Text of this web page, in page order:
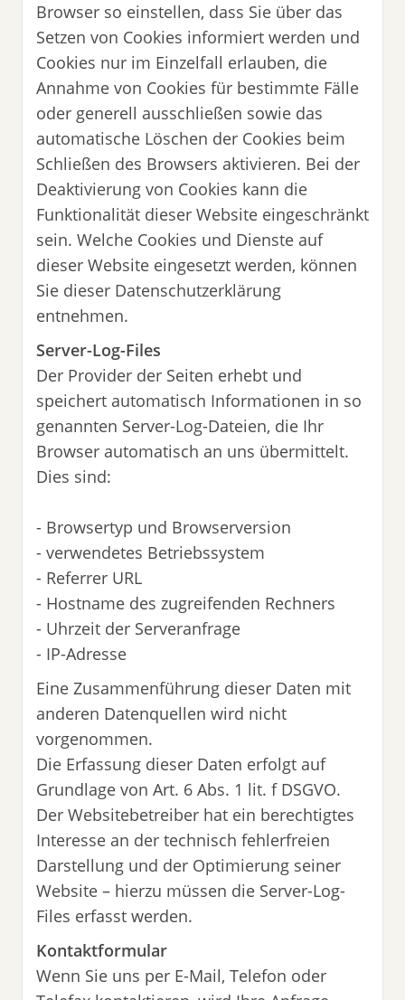
Browser so einstellen, dass Sie über das
Setzen von Cookies informiert werden und
Cookies nur im Einzelfall erlauben, die
Annahme von Cookies für bestimmte Fälle
oder generell ausschließen sowie das
automatische Löschen der Cookies beim
Schließen des Browsers aktivieren. Bei der
Deaktivierung von Cookies kann die
Funktionalität dieser Website eingeschränkt
sein. Welche Cookies und Dienste auf
dieser Website eingesetzt werden, können
Sie dieser Datenschutzerklärung
entnehmen.
Server-Log-Files
Der Provider der Seiten erhebt und
speichert automatisch Informationen in so
genannten Server-Log-Dateien, die Ihr
Browser automatisch an uns übermittelt.
Dies sind:
- Browsertyp und Browserversion
- verwendetes Betriebssystem
- Referrer URL
- Hostname des zugreifenden Rechners
- Uhrzeit der Serveranfrage
- IP-Adresse
Eine Zusammenführung dieser Daten mit
anderen Datenquellen wird nicht
vorgenommen.
Die Erfassung dieser Daten erfolgt auf
Grundlage von Art. 6 Abs. 1 lit. f DSGVO.
Der Websitebetreiber hat ein berechtigtes
Interesse an der technisch fehlerfreien
Darstellung und der Optimierung seiner
Website – hierzu müssen die Server-Log-
Files erfasst werden.
Kontaktformular
Wenn Sie uns per E-Mail, Telefon oder